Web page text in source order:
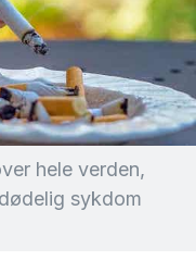
hele verden,
sykdom